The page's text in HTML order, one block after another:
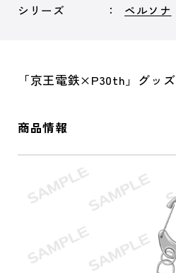
シリーズ
ペルソナ
「京王電鉄×P30th」グッズ
商品情報